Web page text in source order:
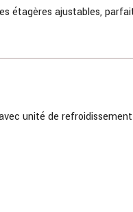
étagères ajustables,
unité de